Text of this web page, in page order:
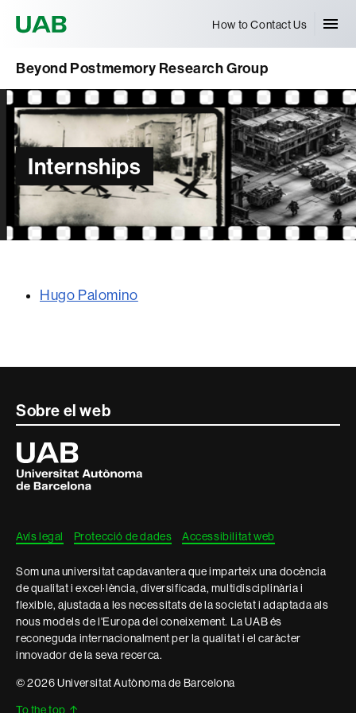
How to Contact Us
Beyond Postmemory Research Group
Internships
Hugo Palomino
Contacte
informació
legal
Sobre el web
Universitat
Autònoma
de
Barcelona
Avís legal Protecció de dades Accessibilitat web
Som una universitat capdavantera que imparteix una docència
de qualitat i excel·lència, diversificada, multidisciplinària i
flexible, ajustada a les necessitats de la societat i adaptada als
nous models de l'Europa del coneixement. La UAB és
reconeguda internacionalment per la qualitat i el caràcter
innovador de la seva recerca.
© 2026 Universitat Autònoma de Barcelona
To the top ↑